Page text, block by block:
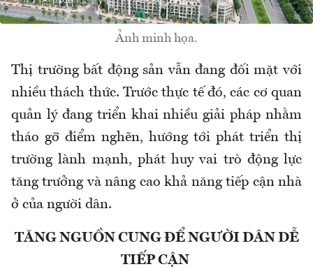
Ảnh minh họa.
Thị trường bất động sản vẫn đang đối mặt với
nhiều thách thức. Trước thực tế đó, các cơ quan
quản lý đang triển khai nhiều giải pháp nhằm
tháo gỡ điểm nghẽn, hướng tới phát triển thị
trường lành mạnh, phát huy vai trò động lực
tăng trưởng và nâng cao khả năng tiếp cận nhà
ở của người dân.
TĂNG NGUỒN CUNG ĐỂ NGƯỜI DÂN DỄ
TIẾP CẬN